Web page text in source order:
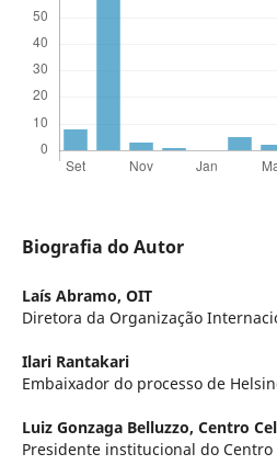
Biografia do Autor
Laís Abramo, OIT
Diretora da Organização
Ilari Rantakari
Embaixador do processo de
Luiz Gonzaga Belluzzo, Centro
Presidente institucional do Centro